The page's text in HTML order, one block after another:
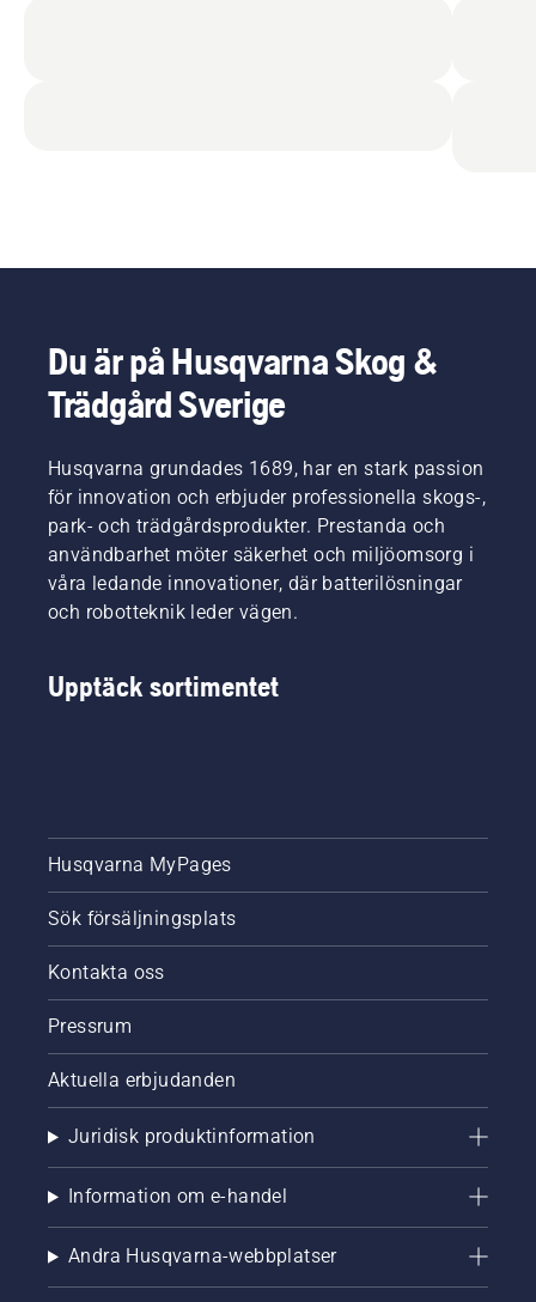
Du är på Husqvarna Skog &
Trädgård Sverige
Husqvarna grundades 1689, har en stark passion
för innovation och erbjuder professionella skogs-,
park- och trädgårdsprodukter. Prestanda och
användbarhet möter säkerhet och miljöomsorg i
våra ledande innovationer, där batterilösningar
och robotteknik leder vägen.
Upptäck sortimentet
Husqvarna MyPages
Sök försäljningsplats
Kontakta oss
Pressrum
Aktuella erbjudanden
Juridisk produktinformation
Information om e-handel
Andra Husqvarna-webbplatser